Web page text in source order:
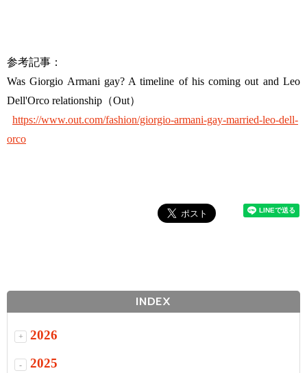
参考記事：
Was Giorgio Armani gay? A timeline of his coming out and Leo
Dell'Orco relationship（Out）
https://www.out.com/fashion/giorgio-armani-gay-married-leo-dell-
orco
INDEX
+ 2026
- 2025